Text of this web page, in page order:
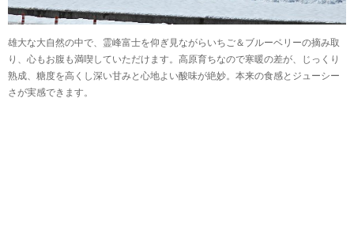
雄大な大自然の中で、霊峰富士を仰ぎ見ながらいちご＆ブルーベリーの摘み取
り、心もお腹も満喫していただけます。高原育ちなので寒暖の差が、じっくり
熟成、糖度を高くし深い甘みと心地よい酸味が絶妙。本来の食感とジューシー
さが実感できます。